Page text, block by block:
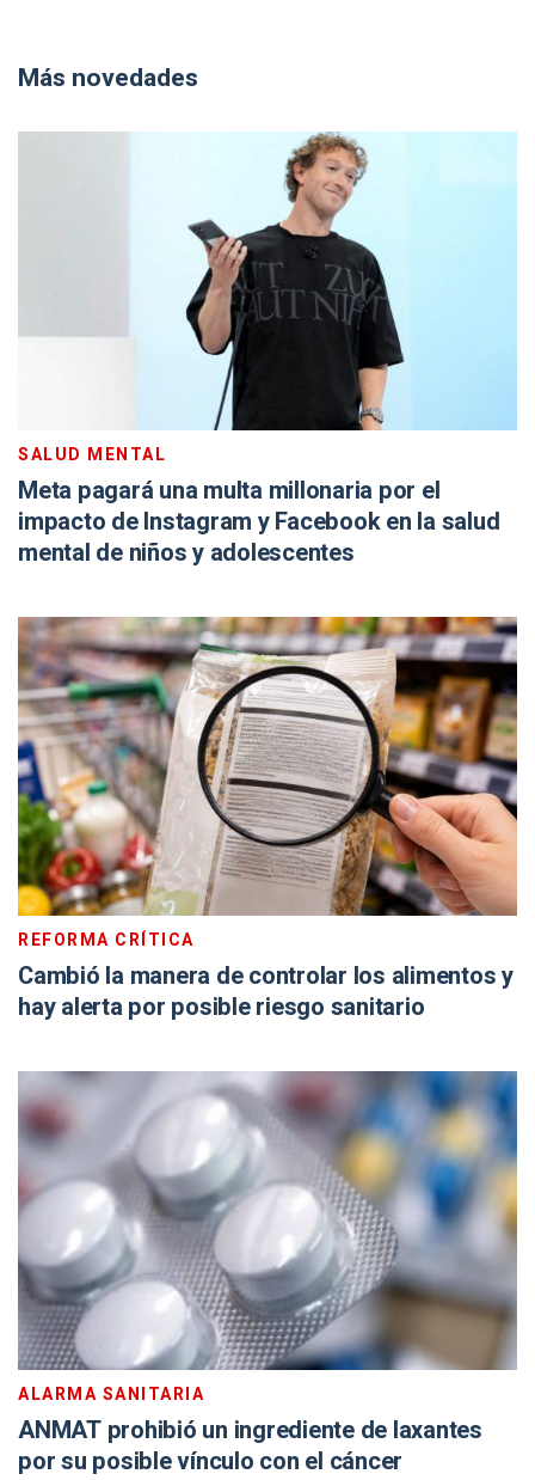
Más novedades
SALUD MENTAL
Meta pagará una multa millonaria por el
impacto de Instagram y Facebook en la salud
mental de niños y adolescentes
REFORMA CRÍTICA
Cambió la manera de controlar los alimentos y
hay alerta por posible riesgo sanitario
ALARMA SANITARIA
ANMAT prohibió un ingrediente de laxantes
por su posible vínculo con el cáncer